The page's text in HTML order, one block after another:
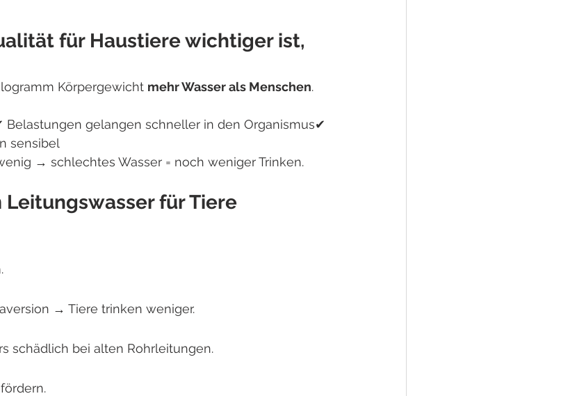
für Haustiere wichtiger ist,
Körpergewicht mehr Wasser als Menschen.
gelangen schneller in den Organismus✔
sensibel
→ schlechtes Wasser = noch weniger Trinken.
Leitungswasser für Tiere
→ Tiere trinken weniger.
schädlich bei alten Rohrleitungen.